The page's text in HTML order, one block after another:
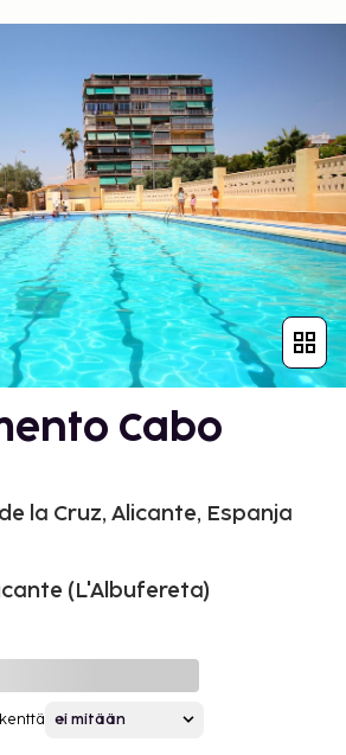
Cabo
la Cruz, Alicante, Espanja
(L'Albufereta)